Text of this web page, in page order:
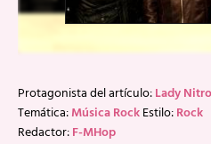
Protagonista del artículo:Lady Nitro
Temática:Música RockEstilo:Rock
Redactor:F-MHop